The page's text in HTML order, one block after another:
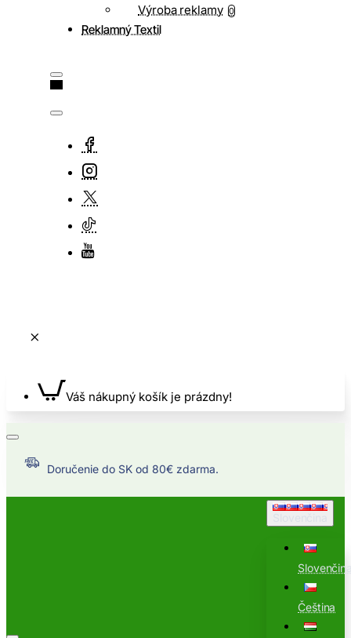
Výroba reklamy 0
Reklamný Textil
Váš nákupný košík je prázdny!
Doručenie do SK od 80€ zdarma.
Čeština